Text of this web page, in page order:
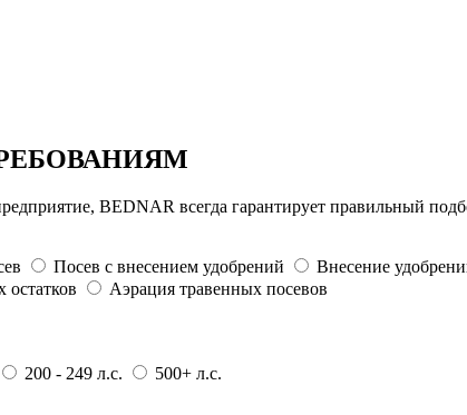
BEDNAR всегда гарантирует правильный
Посев с внесением удобрений Внесение
Аэрация травенных посевов
200 - 249 л.с. 500+ л.с.